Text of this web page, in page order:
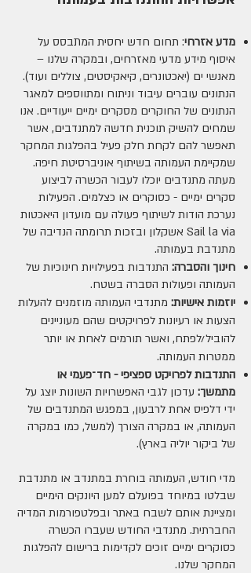
מדע אזרחי: תחום חדש יחסית המתבסס על
איסוף מידע מדעי מאזרחים, ובמקרה שלנו –
מאנשי ים (יאכטונרים, קיאקיסטים, צוללים ועוד).
הנתונים עוברים עיבוד וניתוח ומתווספים למאגר
הנתונים של החוקרים מסקרים ימיים ייעודיים. אנו
שמחים להשיק תוכנית חדשה למתנדבים, אשר
תאפשר להם לקחת חלק פעיל בהפלגות המחקר
שמקיימת העמותה בשיתוף אוניברסיטת חיפה.
מעתה מתנדבים יוכלו לעבור הכשרה לביצוע
סקרים ימיים - כסוקרים או כצלמים. הפעילות
נערכת הודות לשיתוף פעולה עם מועדון היאכטות
Sail la via אשקלון ובזכות תרומתה הנדיבה של
מתנדבת בעמותה.
חינוך והסברה: התנדבות בפעילויות חינוכיות של
העמותה ופעולות הסברה בשטח.
יוזמות אישיות: מתנדבי העמותה מוזמנים להעלות
הצעות או רעיונות לפרויקטים שהם מעוניינים
להוביל/לפתח, ואשר תורמים לאחת או יותר
ממטרות העמותה.
התנדבות לפרויקט ספציפי - חד־פעמי או
מתמשך: עדכון לגבי האפשרויות השונות יוצג על
ידי דלפיס אחת לרבעון, במפגש המתנדבים של
העמותה, או במקרה הצורך (למשל, כמו במקרה
של ביקור יוליה בארץ).
מדי חודש, העמותה בוחרת במתנדב או מתנדבת
שבלטו במיוחד בפועלם למען היונקים הימיים
ומציינת אותם לשבח באתר ובפלטפורמות המדיה
החברתית. מתנדבי החודש שעברו הכשרה
כסוקרים ימיים זוכים לקדימות ברישום להפלגות
המחקר שלנו.